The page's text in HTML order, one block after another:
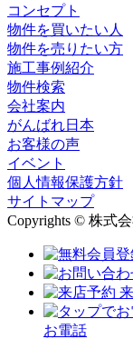
コンセプト
物件を買いたい人
物件を売りたい方
施工事例紹介
物件検索
会社案内
がんばれ日本
お客様の声
イベント
個人情報保護方針
サイトマップ
Copyrights © 株式
お電話